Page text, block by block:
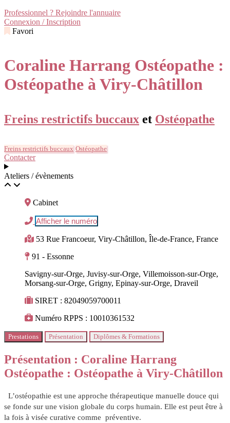
Professionnel ? Rejoindre l'annuaire
Connexion / Inscription
Favori
Coraline Harrang Ostéopathe :
Ostéopathe à Viry-Châtillon
Freins restrictifs buccaux et Ostéopathe
Freins restrictifs buccaux Ostéopathe
Contacter
Ateliers / évènements
Cabinet
Afficher le numéro
53 Rue Francoeur, Viry-Châtillon, Île-de-France, France
91 - Essonne
Savigny-sur-Orge, Juvisy-sur-Orge, Villemoisson-sur-Orge,
Morsang-sur-Orge, Grigny, Epinay-sur-Orge, Draveil
SIRET : 82049059700011
Numéro RPPS : 10010361532
Prestations Présentation Diplômes & Formations
Présentation : Coraline Harrang
Ostéopathe : Ostéopathe à Viry-Châtillon
L’ostéopathie est une approche thérapeutique manuelle douce qui
se fonde sur une vision globale du corps humain. Elle est peut être à
la fois à visée curative comme préventive.